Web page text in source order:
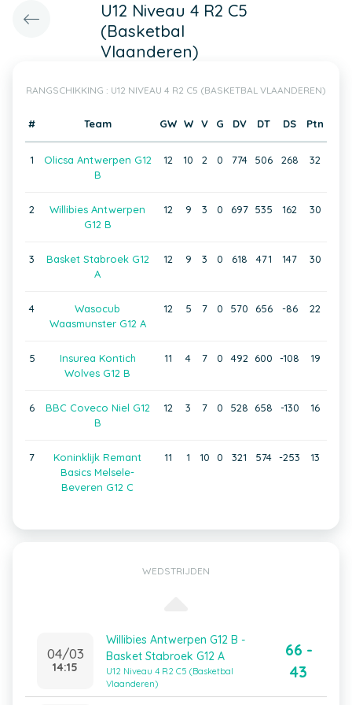
U12 Niveau 4 R2 C5
(Basketbal
Vlaanderen)
RANGSCHIKKING : U12 NIVEAU 4 R2 C5 (BASKETBAL VLAANDEREN)
# Team GW W V G DV DT DS Ptn
1
Olicsa Antwerpen G12
B
12 10 2 0 774 506 268 32
2
Willibies Antwerpen
G12 B
12 9 3 0 697 535 162 30
3
Basket Stabroek G12
A
12 9 3 0 618 471 147 30
4
Wasocub
Waasmunster G12 A
12 5 7 0 570 656 -86 22
5
Insurea Kontich
Wolves G12 B
11 4 7 0 492 600 -108 19
6
BBC Coveco Niel G12
B
12 3 7 0 528 658 -130 16
7
Koninklijk Remant
Basics Melsele-
Beveren G12 C
11 1 10 0 321 574 -253 13
WEDSTRIJDEN
04/03
14:15
Willibies Antwerpen G12 B -
Basket Stabroek G12 A
U12 Niveau 4 R2 C5 (Basketbal
Vlaanderen)
66 -
43